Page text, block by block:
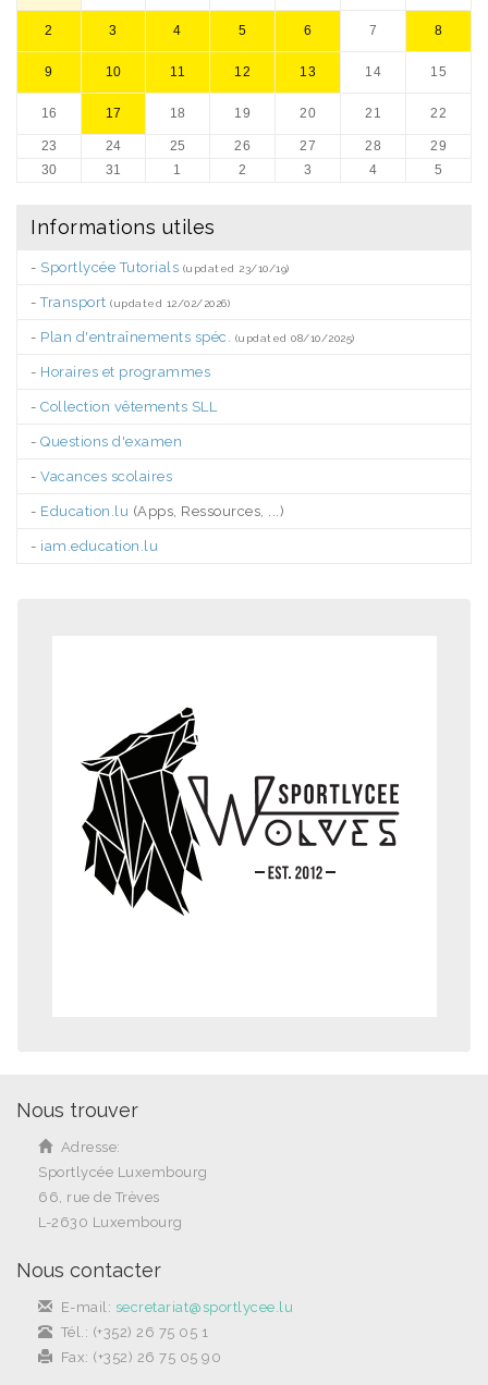
2 3 4 5 6 7 8
9 10 11 12 13 14 15
16 17 18 19 20 21 22
23 24 25 26 27 28
29
30
31 1 2 3 4 5
Informations utiles
- Sportlycée Tutorials (updated 23/10/19)
-Transport (updated 12/02/2026)
- Plan d'entraînements spéc. (updated 08/10/2025)
- Horaires et programmes
- Collection vêtements SLL
- Questions d'examen
- Vacances scolaires
- Education.lu (Apps, Ressources, ...)
- iam.education.lu
Nous trouver
Adresse:
Sportlycée Luxembourg
66, rue de Trèves
L-2630 Luxembourg
Nous contacter
E-mail: secretariat@sportlycee.lu
Tél.: (+352) 26 75 05 1
Fax: (+352) 26 75 05 90